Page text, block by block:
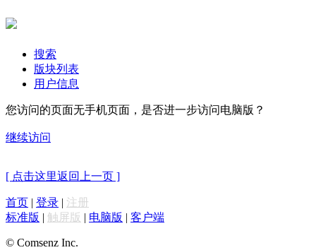
搜索
版块列表
用户信息
您访问的页面无手机页面，是否进一步访问电脑版？
继续访问
[ 点击这里返回上一页 ]
首页 | 登录 | 注册
标准版 | 触屏版 | 电脑版 | 客户端
© Comsenz Inc.